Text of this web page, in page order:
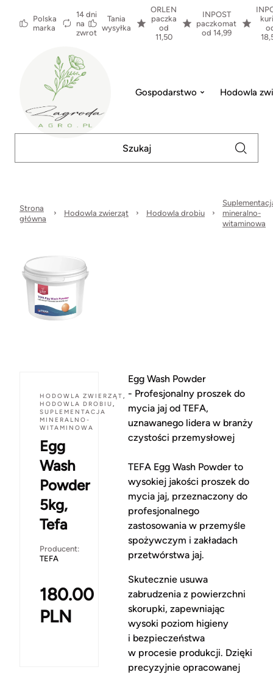
Polska
marka
14 dni
na
zwrot
Tania
wysyłka
ORLEN
paczka
od
11,50
INPOST
paczkomat
od 14,99
Gospodarstwo Hodowla
Strona
główna
Hodowla zwierząt Hodowla drobiu
mineralno-
witaminowa
HODOWLA ZWIERZĄT,
HODOWLA DROBIU,
SUPLEMENTACJA
MINERALNO-
WITAMINOWA
Egg
Wash
Powder
5kg,
Tefa
Producent:
TEFA
180.00
PLN
Egg Wash Powder
- Profesjonalny proszek do
mycia jaj od TEFA,
uznawanego lidera w branży
czystości przemysłowej
TEFA Egg Wash Powder to
wysokiej jakości proszek do
mycia jaj, przeznaczony do
profesjonalnego
zastosowania w przemyśle
spożywczym i zakładach
przetwórstwa jaj.
Skutecznie usuwa
zabrudzenia z powierzchni
skorupki, zapewniając
wysoki poziom higieny
i bezpieczeństwa
w procesie produkcji. Dzięki
precyzyjnie opracowanej